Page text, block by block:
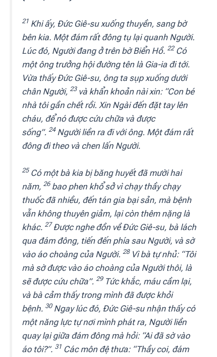
21 Khi ấy, Đức Giê-su xuống thuyền, sang bờ
bên kia. Một đám rất đông tụ lại quanh Người.
Lúc đó, Người đang ở trên bờ Biển Hồ. 22Có
một ông trưởng hội đường tên là Gia-ia đi tới.
Vừa thấy Đức Giê-su, ông ta sụp xuống dưới
chân Người, 23và khẩn khoản nài xin: “Con bé
nhà tôi gần chết rồi. Xin Ngài đến đặt tay lên
cháu, để nó được cứu chữa và được
sống”. 24Người liền ra đi với ông. Một đám rất
đông đi theo và chen lấn Người.
25Có một bà kia bị băng huyết đã mười hai
năm, 26bao phen khổ sở vì chạy thầy chạy
thuốc đã nhiều, đến tán gia bại sản, mà bệnh
vẫn không thuyên giảm, lại còn thêm nặng là
khác. 27Được nghe đồn về Đức Giê-su, bà lách
qua đám đông, tiến đến phía sau Người, và sờ
vào áo choàng của Người. 28Vì bà tự nhủ: “Tôi
mà sờ được vào áo choàng của Người thôi, là
sẽ được cứu chữa”. 29Tức khắc, máu cầm lại,
và bà cảm thấy trong mình đã được khỏi
bệnh. 30Ngay lúc đó, Đức Giê-su nhận thấy có
một năng lực tự nơi mình phát ra, Người liền
quay lại giữa đám đông mà hỏi: “Ai đã sờ vào
áo tôi?”. 31 Các môn đệ thưa: “Thầy coi, đám